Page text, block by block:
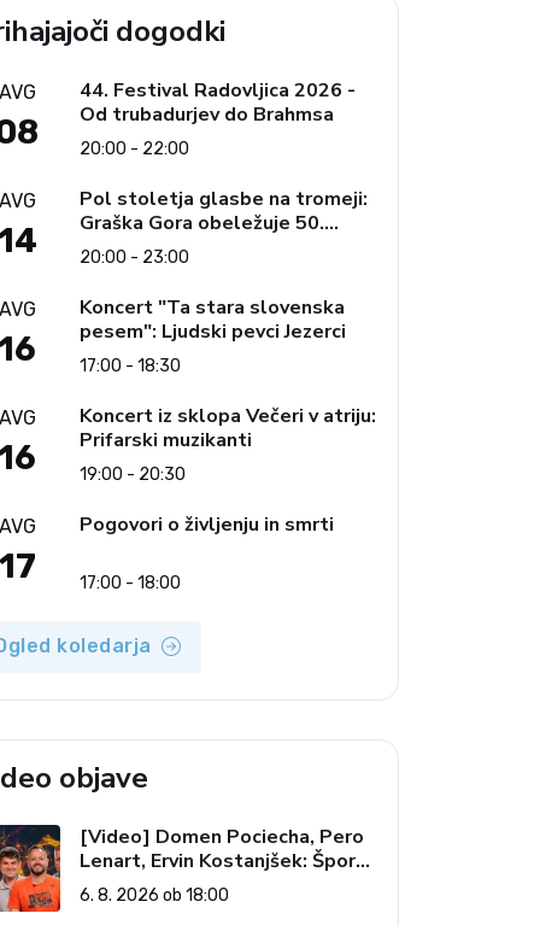
dogodki
44. Festival Radovljica 2026 -
Od trubadurjev do Brahmsa
20:00 - 22:00
Pol stoletja glasbe na tromeji:
Graška Gora obeležuje 50.
jubilejni festival narodno-
zabavne glasbe
20:00 - 23:00
Koncert "Ta stara slovenska
pesem": Ljudski pevci Jezerci
17:00 - 18:30
Koncert iz sklopa Večeri v atriju:
Prifarski muzikanti
19:00 - 20:30
Pogovori o življenju in smrti
17:00 - 18:00
koledarja
objave
[Video] Domen Pociecha, Pero
Lenart, Ervin Kostanjšek: Šport
specialcev (Vroča tema, 6. 8.
2026)
6. 8. 2026 ob 18:00